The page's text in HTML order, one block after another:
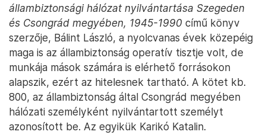
állambiztonsági hálózat nyilvántartása Szegeden
és Csongrád megyében, 1945-1990 című könyv
szerzője, Bálint László, a nyolcvanas évek közepéig
maga is az állambiztonság operatív tisztje volt, de
munkája mások számára is elérhető forrásokon
alapszik, ezért az hitelesnek tartható. A kötet kb.
800, az állambiztonság által Csongrád megyében
hálózati személyként nyilvántartott személyt
azonosított be. Az egyikük Karikó Katalin.